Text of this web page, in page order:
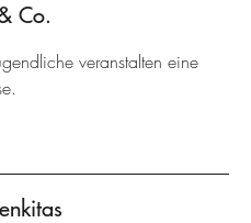
Co.
veranstalten eine